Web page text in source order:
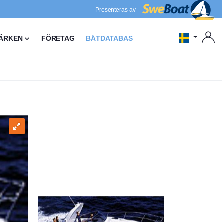
Presenteras av
FÖRETAG BÅTDATABAS